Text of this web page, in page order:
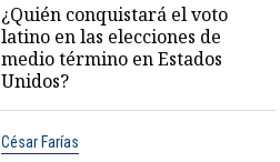
¿Quién conquistará el voto
latino en las elecciones de
medio término en Estados
Unidos?
César Farías